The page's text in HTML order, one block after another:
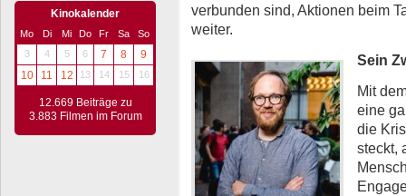
Kinokalender
Mo Di Mi Do Fr Sa
So
3
4 5 6 7 8
9
10
11 12 13 14 15 16
12.669 Beiträge zu
3.883 Filmen im Forum
verbunden sind, Aktionen beim
weiter.
Sein
Mit
eine
die
steckt,